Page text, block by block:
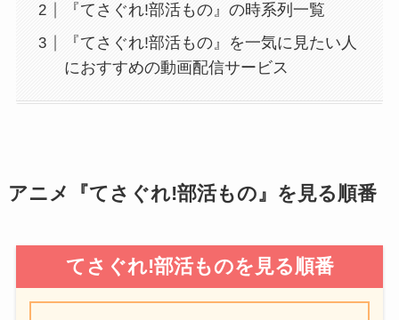
『てさぐれ!部活もの』の時系列一覧
『てさぐれ!部活もの』を一気に見たい人
におすすめの動画配信サービス
アニメ『てさぐれ!部活もの』を見る順番
てさぐれ!部活ものを見る順番